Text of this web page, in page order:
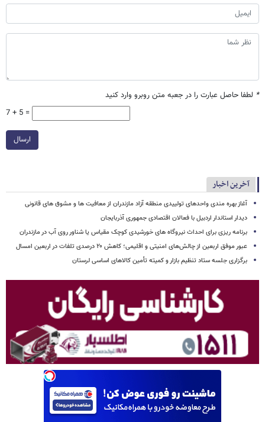
* لطفا حاصل عبارت را در جعبه متن روبرو وارد کنید
7 + 5 =
ارسال
آخرین اخبار
آغاز بهره مندی واحدهای تولییدی منطقه آزاد مازندران از معافیت ها و مشوق های قانونی
دیدار استاندار اردبیل با فعالان اقتصادی جمهوری آذربایجان
برنامه ریزی برای احداث نیروگاه های خورشیدی کوچک مقیاس یا شناور روی آب در مازندران
عبور موفق اربعین از چالش‌های امنیتی و اقلیمی؛ کاهش ۲۰ درصدی تلفات در اربعین امسال
برگزاری جلسه ستاد تنظیم بازار و کمیته تأمین کالاهای اساسی لرستان